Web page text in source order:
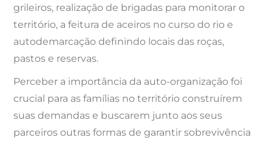
grileiros, realização de brigadas para monitorar o
território, a feitura de aceiros no curso do rio e
autodemarcação definindo locais das roças,
pastos e reservas.
Perceber a importância da auto-organização foi
crucial para as famílias no território construírem
suas demandas e buscarem junto aos seus
parceiros outras formas de garantir sobrevivência